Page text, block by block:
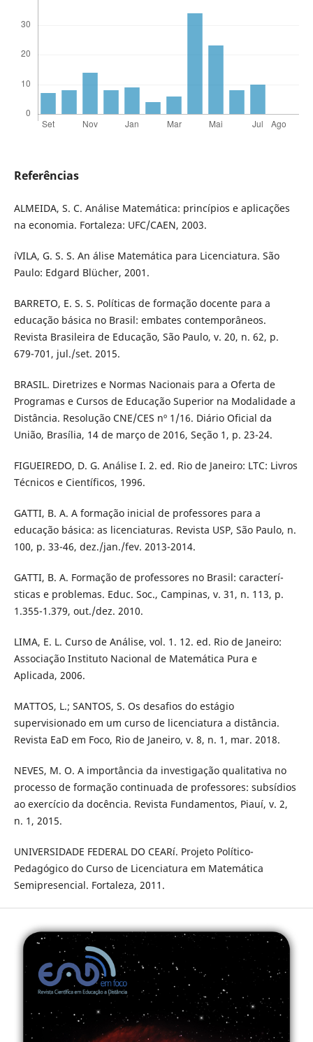
Referências
ALMEIDA, S. C. Análise Matemática: princí­pios e aplicações
na economia. Fortaleza: UFC/CAEN, 2003.
íVILA, G. S. S. An álise Matemática para Licenciatura. São
Paulo: Edgard Blücher, 2001.
BARRETO, E. S. S. Polí­ticas de formação docente para a
educação básica no Brasil: embates contemporâneos.
Revista Brasileira de Educação, São Paulo, v. 20, n. 62, p.
679-701, jul./set. 2015.
BRASIL. Diretrizes e Normas Nacionais para a Oferta de
Programas e Cursos de Educação Superior na Modalidade a
Distância. Resolução CNE/CES nº 1/16. Diário Oficial da
União, Brasí­lia, 14 de março de 2016, Seção 1, p. 23-24.
FIGUEIREDO, D. G. Análise I. 2. ed. Rio de Janeiro: LTC: Livros
Técnicos e Cientí­ficos, 1996.
GATTI, B. A. A formação inicial de professores para a
educação básica: as licenciaturas. Revista USP, São Paulo, n.
100, p. 33-46, dez./jan./fev. 2013-2014.
GATTI, B. A. Formação de professores no Brasil: caracterí­
sticas e problemas. Educ. Soc., Campinas, v. 31, n. 113, p.
1.355-1.379, out./dez. 2010.
LIMA, E. L. Curso de Análise, vol. 1. 12. ed. Rio de Janeiro:
Associação Instituto Nacional de Matemática Pura e
Aplicada, 2006.
MATTOS, L.; SANTOS, S. Os desafios do estágio
supervisionado em um curso de licenciatura a distância.
Revista EaD em Foco, Rio de Janeiro, v. 8, n. 1, mar. 2018.
NEVES, M. O. A importância da investigação qualitativa no
processo de formação continuada de professores: subsí­dios
ao exercí­cio da docência. Revista Fundamentos, Piauí­, v. 2,
n. 1, 2015.
UNIVERSIDADE FEDERAL DO CEARí. Projeto Polí­tico-
Pedagógico do Curso de Licenciatura em Matemática
Semipresencial. Fortaleza, 2011.